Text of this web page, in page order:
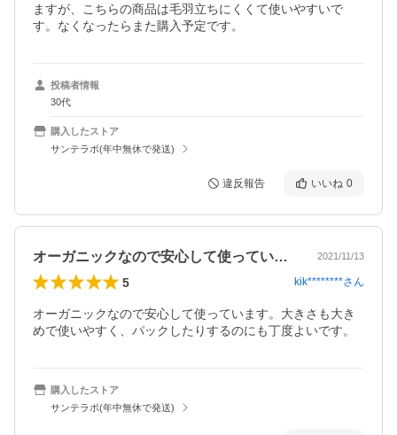
ますが、こちらの商品は毛羽立ちにくくて使いやすいで
す。なくなったらまた購入予定です。
投稿者情報
30代
購入したストア
サンテラボ(年中無休で発送)
違反報告 いいね 0
オーガニックなので安心して使っています… 2021/11/13
5 kik********さん
オーガニックなので安心して使っています。大きさも大き
めで使いやすく、パックしたりするのにも丁度よいです。
購入したストア
サンテラボ(年中無休で発送)